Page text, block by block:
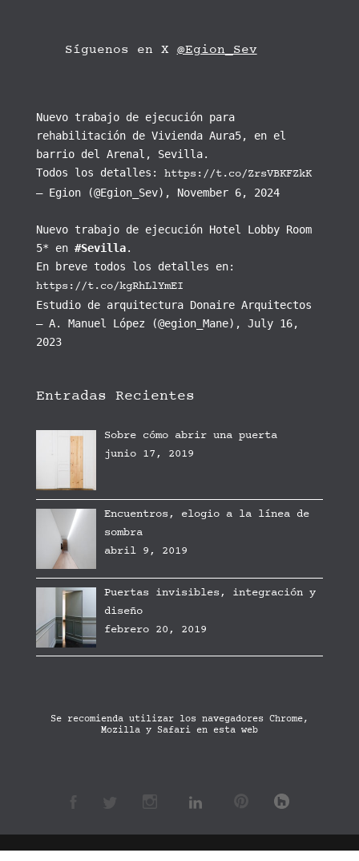
Síguenos en X@Egion_Sev
Nuevo trabajo de ejecución para
rehabilitación de Vivienda Aura5, en el
barrio del Arenal, Sevilla.
Todos los detalles: https://t.co/ZrsVBKFZkK
— Egion (@Egion_Sev), November 6, 2024
Nuevo trabajo de ejecución Hotel Lobby Room
5* en #Sevilla.
En breve todos los detalles en:
https://t.co/kgRhLlYmEI
Estudio de arquitectura Donaire Arquitectos
— A. Manuel López (@egion_Mane), July 16,
2023
Entradas Recientes
Sobre cómo abrir una puerta
junio 17, 2019
Encuentros, elogio a la línea de
sombra
abril 9, 2019
Puertas invisibles, integración y
diseño
febrero 20, 2019
Se recomienda utilizar los navegadores Chrome,
Mozilla y Safari en esta web